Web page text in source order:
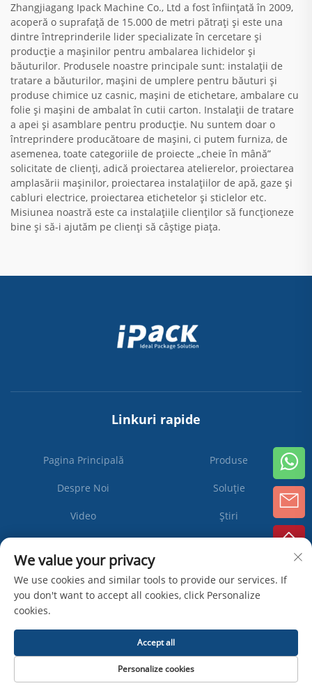
Zhangjiagang Ipack Machine Co., Ltd a fost înființată în 2009,
acoperă o suprafață de 15.000 de metri pătrați și este una
dintre întreprinderile lider specializate în cercetare și
producție a mașinilor pentru ambalarea lichidelor și
băuturilor. Produsele noastre principale sunt: instalații de
tratare a băuturilor, mașini de umplere pentru băuturi și
produse chimice uz casnic, mașini de etichetare, ambalare cu
folie și mașini de ambalat în cutii carton. Instalații de tratare
a apei și asamblare pentru producție. Nu suntem doar o
întreprindere producătoare de mașini, ci putem furniza, de
asemenea, toate categoriile de proiecte „cheie în mână”
solicitate de clienți, adică proiectarea atelierelor, proiectarea
amplasării mașinilor, proiectarea instalațiilor de apă, gaze și
cabluri electrice, proiectarea etichetelor și sticlelor etc.
Misiunea noastră este ca instalațiile clienților să funcționeze
bine și să-i ajutăm pe clienți să câștige piața.
Linkuri rapide
Pagina Principală Produse
Despre Noi Soluție
Video Știri
confidențialitate
We value your privacy
We use cookies and similar tools to provide our services. If
you don't want to accept all cookies, click Personalize
cookies.
Personalize cookies
Accept all